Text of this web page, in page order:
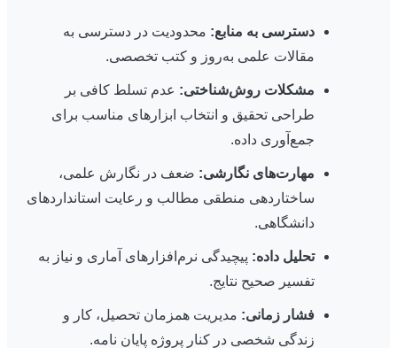
دسترسی به منابع: محدودیت در دسترسی به
مقالات علمی به‌روز و کتب تخصصی.
مشکلات روش‌شناختی: عدم تسلط کافی بر
طراحی تحقیق و انتخاب ابزارهای مناسب برای
جمع‌آوری داده.
مهارت‌های نگارشی: ضعف در نگارش علمی،
ساختاردهی منطقی مطالب و رعایت استانداردهای
دانشگاهی.
تحلیل داده: پیچیدگی نرم‌افزارهای آماری و نیاز به
تفسیر صحیح نتایج.
فشار زمانی: مدیریت همزمان تحصیل، کار و
زندگی شخصی در کنار پروژه پایان نامه.